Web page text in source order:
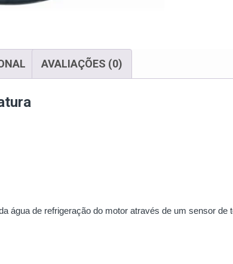
AVALIAÇÕES (0)
água de refrigeração do motor através de um sensor de